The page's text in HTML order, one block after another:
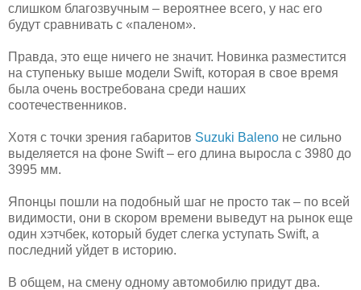
слишком благозвучным – вероятнее всего, у нас его
будут сравнивать с «паленом».
Правда, это еще ничего не значит. Новинка разместится
на ступеньку выше модели Swift, которая в свое время
была очень востребована среди наших
соотечественников.
Хотя с точки зрения габаритов Suzuki Baleno не сильно
выделяется на фоне Swift – его длина выросла с 3980 до
3995 мм.
Японцы пошли на подобный шаг не просто так – по всей
видимости, они в скором времени выведут на рынок еще
один хэтчбек, который будет слегка уступать Swift, а
последний уйдет в историю.
В общем, на смену одному автомобилю придут два.